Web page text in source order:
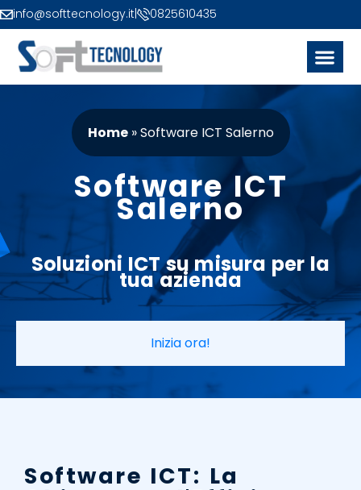
info@softtecnology.it 0825610435
Home»Software ICT Salerno
Software ICT
Salerno
Soluzioni ICTsu misura per la
tua azienda
Inizia ora!
Software ICT: La